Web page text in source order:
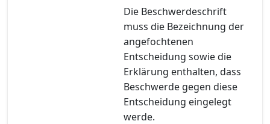
Die Beschwerdeschrift
muss die Bezeichnung der
angefochtenen
Entscheidung sowie die
Erklärung enthalten, dass
Beschwerde gegen diese
Entscheidung eingelegt
werde.